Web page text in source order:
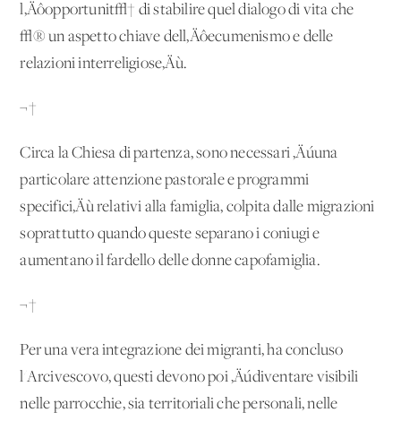
l‚Äôopportunit√† di stabilire quel dialogo di vita che
√® un aspetto chiave dell‚Äôecumenismo e delle
relazioni interreligiose‚Äù.
¬†
Circa la Chiesa di partenza, sono necessari ‚Äúuna
particolare attenzione pastorale e programmi
specifici‚Äù relativi alla famiglia, colpita dalle migrazioni
soprattutto quando queste separano i coniugi e
aumentano il fardello delle donne capofamiglia.
¬†
Per una vera integrazione dei migranti, ha concluso
l'Arcivescovo, questi devono poi ‚Äúdiventare visibili
nelle parrocchie, sia territoriali che personali, nelle